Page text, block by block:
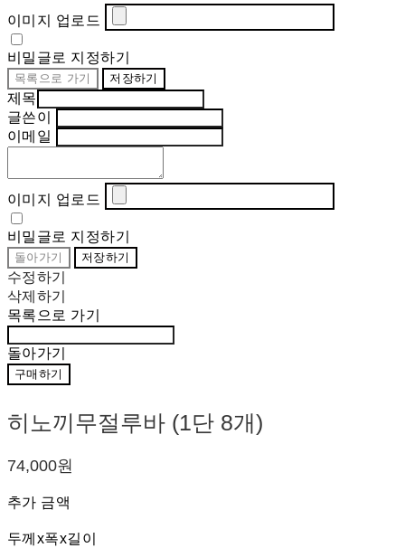
이미지 업로드
비밀글로 지정하기
목록으로 가기 저장하기
제목
글쓴이
이메일
이미지 업로드
비밀글로 지정하기
돌아가기 저장하기
수정하기
삭제하기
목록으로 가기
돌아가기
구매하기
히노끼무절루바 (1단 8개)
74,000원
추가 금액
두께x폭x길이